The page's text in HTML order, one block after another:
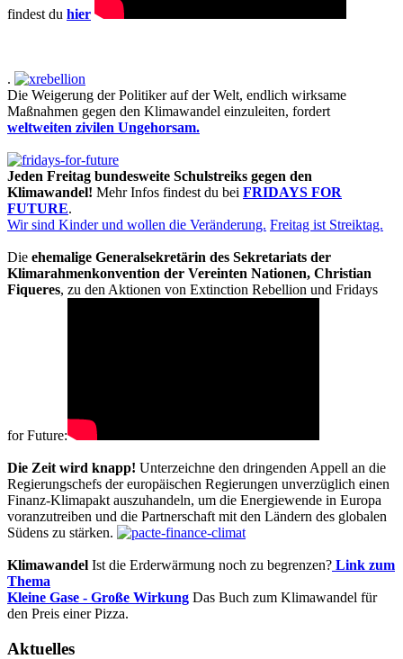
findest du hier
.
Die Weigerung der Politiker auf der Welt, endlich wirksame
Maßnahmen gegen den Klimawandel einzuleiten, fordert
weltweiten zivilen Ungehorsam.
Jeden Freitag bundesweite Schulstreiks gegen den
Klimawandel! Mehr Infos findest du bei FRIDAYS FOR
FUTURE.
Wir sind Kinder und wollen die Veränderung. Freitag ist Streiktag.
Die ehemalige Generalsekretärin des Sekretariats der
Klimarahmenkonvention der Vereinten Nationen, Christian
Fiqueres, zu den Aktionen von Extinction Rebellion und Fridays
for Future:
Die Zeit wird knapp! Unterzeichne den dringenden Appell an die
Regierungschefs der europäischen Regierungen unverzüglich einen
Finanz-Klimapakt auszuhandeln, um die Energiewende in Europa
voranzutreiben und die Partnerschaft mit den Ländern des globalen
Südens zu stärken.
Klimawandel Ist die Erderwärmung noch zu begrenzen? Link zum
Thema
Kleine Gase - Große Wirkung Das Buch zum Klimawandel für
den Preis einer Pizza.
Aktuelles